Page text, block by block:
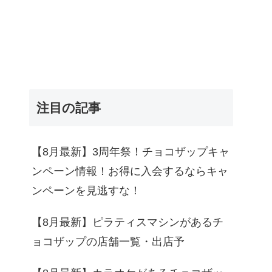
注目の記事
【8月最新】3周年祭！チョコザップキャ
ンペーン情報！お得に入会するならキャ
ンペーンを見逃すな！
【8月最新】ピラティスマシンがあるチ
ョコザップの店舗一覧・出店予